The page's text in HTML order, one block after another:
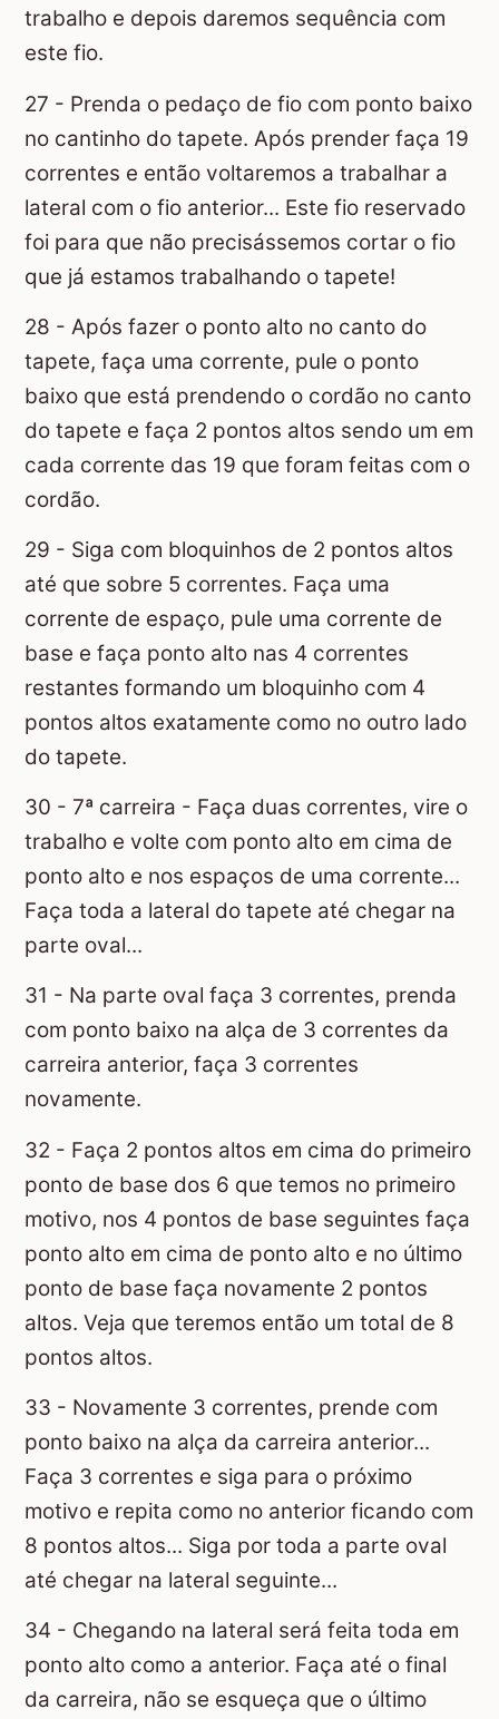
trabalho e depois daremos sequência com
este fio.
27 - Prenda o pedaço de fio com ponto baixo
no cantinho do tapete. Após prender faça 19
correntes e então voltaremos a trabalhar a
lateral com o fio anterior... Este fio reservado
foi para que não precisássemos cortar o fio
que já estamos trabalhando o tapete!
28 - Após fazer o ponto alto no canto do
tapete, faça uma corrente, pule o ponto
baixo que está prendendo o cordão no canto
do tapete e faça 2 pontos altos sendo um em
cada corrente das 19 que foram feitas com o
cordão.
29 - Siga com bloquinhos de 2 pontos altos
até que sobre 5 correntes. Faça uma
corrente de espaço, pule uma corrente de
base e faça ponto alto nas 4 correntes
restantes formando um bloquinho com 4
pontos altos exatamente como no outro lado
do tapete.
30 - 7ª carreira - Faça duas correntes, vire o
trabalho e volte com ponto alto em cima de
ponto alto e nos espaços de uma corrente...
Faça toda a lateral do tapete até chegar na
parte oval...
31 - Na parte oval faça 3 correntes, prenda
com ponto baixo na alça de 3 correntes da
carreira anterior, faça 3 correntes
novamente.
32 - Faça 2 pontos altos em cima do primeiro
ponto de base dos 6 que temos no primeiro
motivo, nos 4 pontos de base seguintes faça
ponto alto em cima de ponto alto e no último
ponto de base faça novamente 2 pontos
altos. Veja que teremos então um total de 8
pontos altos.
33 - Novamente 3 correntes, prende com
ponto baixo na alça da carreira anterior...
Faça 3 correntes e siga para o próximo
motivo e repita como no anterior ficando com
8 pontos altos... Siga por toda a parte oval
até chegar na lateral seguinte...
34 - Chegando na lateral será feita toda em
ponto alto como a anterior. Faça até o final
da carreira, não se esqueça que o último